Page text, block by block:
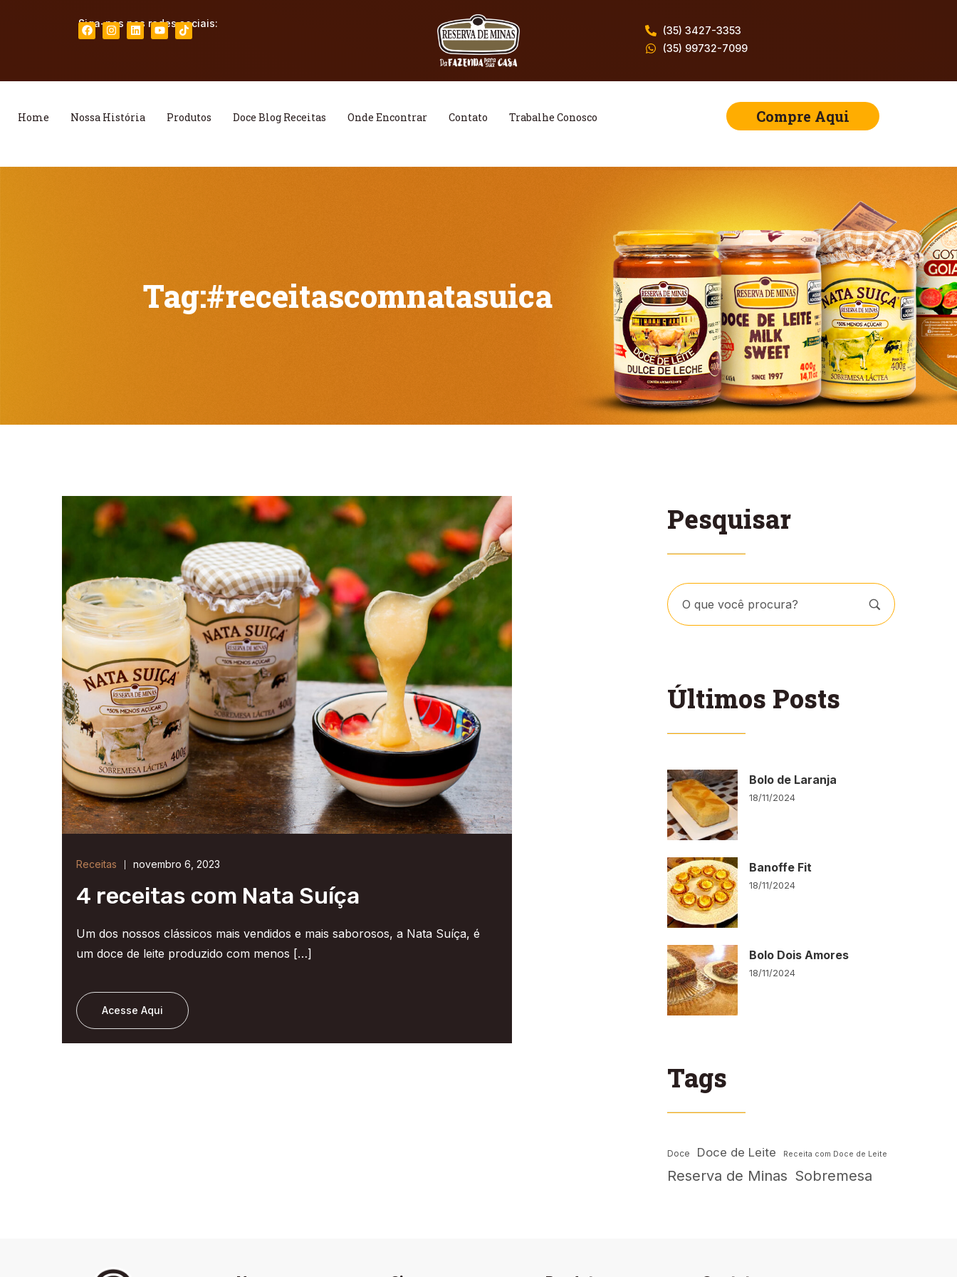
Siga-nos nas redes sociais:
(35) 3427-3353
(35) 99732-7099
Home Nossa História Produtos Doce Blog Receitas Onde Encontrar Contato Trabalhe Conosco Compre Aqui
Tag:#receitascomnatasuica
Pesquisar
Últimos Posts
Bolo de Laranja
18/11/2024
Banoffe Fit
18/11/2024
Bolo Dois Amores
18/11/2024
Tags
Doce Doce de Leite Receita com Doce de Leite
Reserva de Minas Sobremesa
Receitas novembro 6, 2023
4 receitas com Nata Suíça
Um dos nossos clássicos mais vendidos e mais saborosos, a Nata Suíça, é
um doce de leite produzido com menos […]
Acesse Aqui